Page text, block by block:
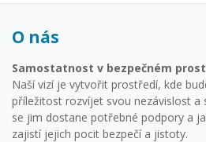
O nás
Samostatnost v bezpečném
Naší vizí je vytvořit prostředí, kde
příležitost rozvíjet svou nezávislost a
se jim dostane potřebné podpory a
zajistí jejich pocit bezpečí a jistoty.